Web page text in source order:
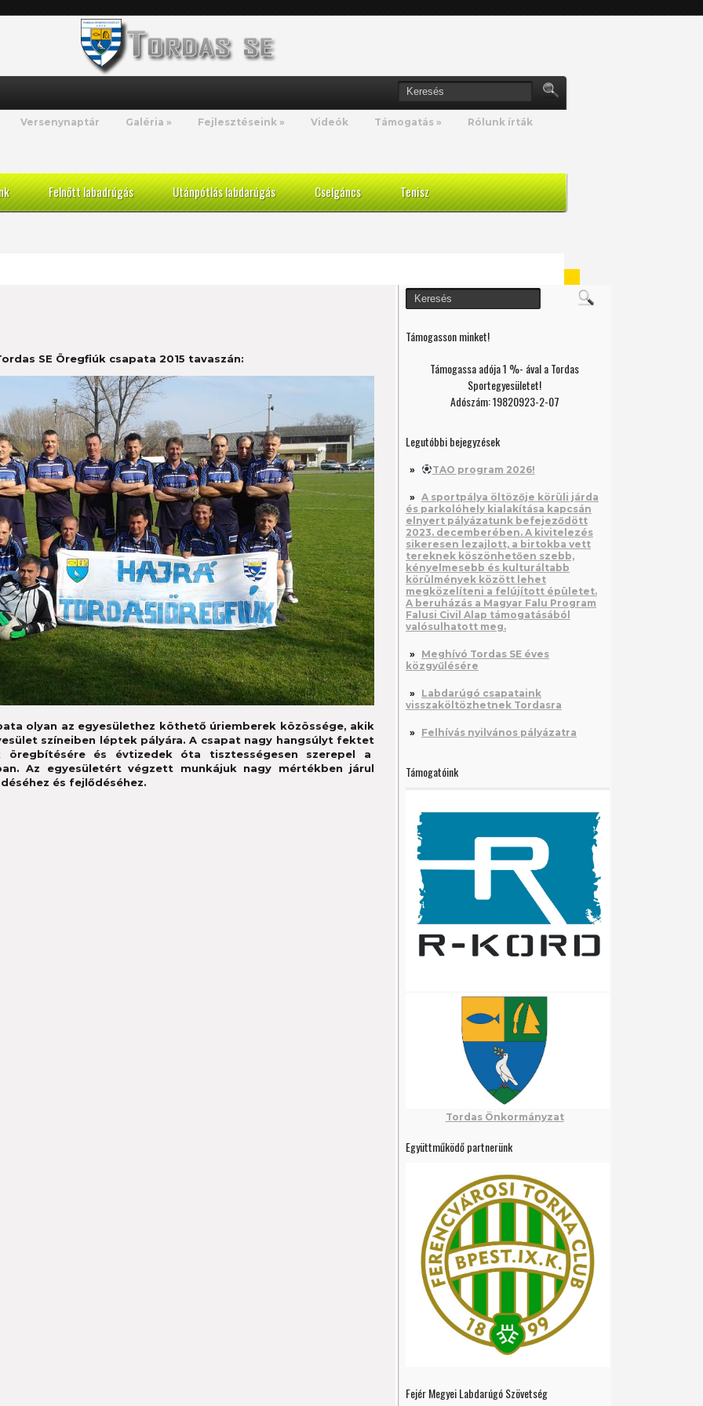
Versenynaptár Galéria » Fejlesztéseink » Videók Támogatás » Rólunk írták
Felnőtt labadrúgás Utánpótlás labdarúgás Cselgáncs Tenisz
Támogasson minket!
Támogassa adója 1 %- ával a Tordas
Sportegyesületet!
Adószám: 19820923-2-07
Legutóbbi bejegyzések
TAO program 2026!
A sportpálya öltözője körüli járda
és parkolóhely kialakítása kapcsán
elnyert pályázatunk befejeződött
2023. decemberében. A kivitelezés
sikeresen lezajlott, a birtokba vett
tereknek köszönhetően szebb,
kényelmesebb és kulturáltabb
körülmények között lehet
megközelíteni a felújított épületet.
A beruházás a Magyar Falu Program
Falusi Civil Alap támogatásából
valósulhatott meg.
Meghívó Tordas SE éves
közgyűlésére
Labdarúgó csapataink
visszaköltözhetnek Tordasra
Felhívás nyilvános pályázatra
Támogatóink
Tordas Önkormányzat
Együttműködő partnerünk
Fejér Megyei Labdarúgó Szövetség
SE Öregfiúk csapata 2015 tavaszán:
olyan az egyesülethez köthető úriemberek közössége, akik
színeiben léptek pályára. A csapat nagy hangsúlyt fektet
öregbítésére és évtizedek óta tisztességesen szerepel a
Az egyesületért végzett munkájuk nagy mértékben járul
és fejlődéséhez.